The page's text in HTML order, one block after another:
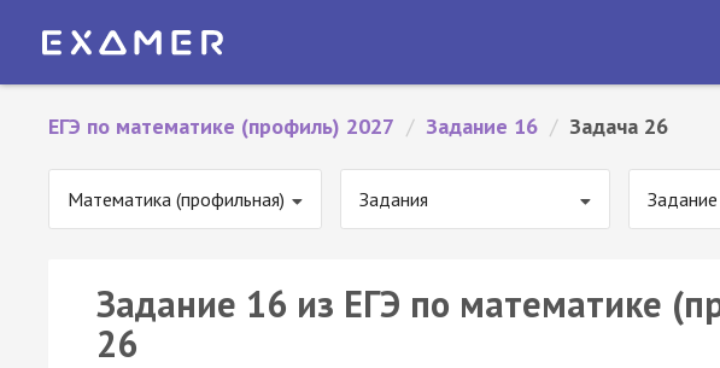
ЕГЭ по математике (профиль) 2027 / Задание 16 / Задача 26
Математика (профильная) Задания
Задание 16 из ЕГЭ по математике
26